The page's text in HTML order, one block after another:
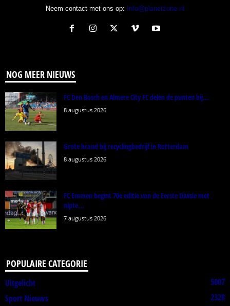
Neem contact met ons op: Info@planetzone.nl
NOG MEER NIEUWS
FC Den Bosch en Almere City FC delen de punten bij...
8 augustus 2026
Grote brand bij recyclingbedrijf in Rotterdam
8 augustus 2026
FC Emmen begint 70e editie van de Eerste Divisie met
nipte...
7 augustus 2026
POPULAIRE CATEGORIE
Uitgelicht
5007
Sport Nieuws
2328